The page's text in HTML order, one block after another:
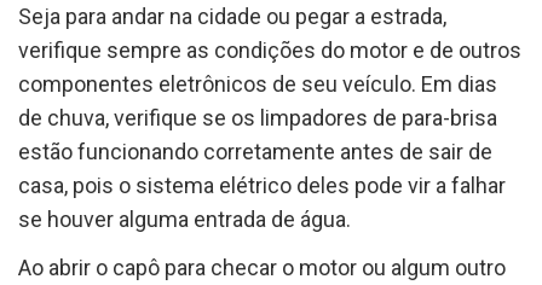
Seja para andar na cidade ou pegar a estrada,
verifique sempre as condições do motor e de outros
componentes eletrônicos de seu veículo. Em dias
de chuva, verifique se os limpadores de para-brisa
estão funcionando corretamente antes de sair de
casa, pois o sistema elétrico deles pode vir a falhar
se houver alguma entrada de água.
Ao abrir o capô para checar o motor ou algum outro